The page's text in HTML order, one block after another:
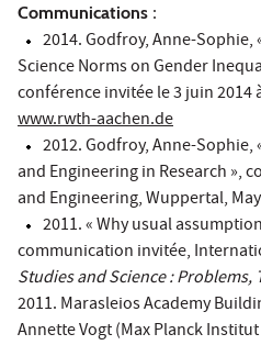
Communications :
2014. Godfroy, Anne-Sophie,
Science Norms on Gender
conférence invitée le 3 juin 2014
www.rwth-aachen.de
2012. Godfroy, Anne-Sophie,
and Engineering in Research »,
and Engineering, Wuppertal,
2011. « Why usual
communication invitée,
Studies and Science : Problems,
2011. Marasleios Academy
Annette Vogt (Max Planck